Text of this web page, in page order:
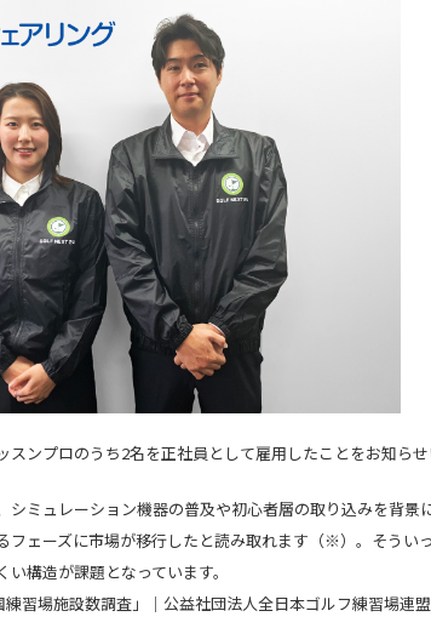
ンプロのうち2名を正社員として雇用したことをお知らせ
ミュレーション機器の普及や初心者層の取り込みを背景
ェーズに市場が移行したと読み取れます（※）。そうい
構造が課題となっています。
場施設数調査」｜公益社団法人全日本ゴルフ練習場連盟